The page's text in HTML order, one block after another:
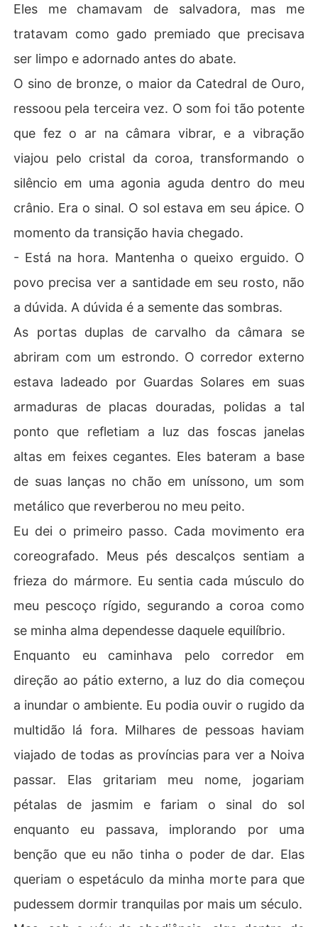
Eles me chamavam de salvadora, mas me
tratavam como gado premiado que precisava
ser limpo e adornado antes do abate.
O sino de bronze, o maior da Catedral de Ouro,
ressoou pela terceira vez. O som foi tão potente
que fez o ar na câmara vibrar, e a vibração
viajou pelo cristal da coroa, transformando o
silêncio em uma agonia aguda dentro do meu
crânio. Era o sinal. O sol estava em seu ápice. O
momento da transição havia chegado.
- Está na hora. Mantenha o queixo erguido. O
povo precisa ver a santidade em seu rosto, não
a dúvida. A dúvida é a semente das sombras.
As portas duplas de carvalho da câmara se
abriram com um estrondo. O corredor externo
estava ladeado por Guardas Solares em suas
armaduras de placas douradas, polidas a tal
ponto que refletiam a luz das foscas janelas
altas em feixes cegantes. Eles bateram a base
de suas lanças no chão em uníssono, um som
metálico que reverberou no meu peito.
Eu dei o primeiro passo. Cada movimento era
coreografado. Meus pés descalços sentiam a
frieza do mármore. Eu sentia cada músculo do
meu pescoço rígido, segurando a coroa como
se minha alma dependesse daquele equilíbrio.
Enquanto eu caminhava pelo corredor em
direção ao pátio externo, a luz do dia começou
a inundar o ambiente. Eu podia ouvir o rugido da
multidão lá fora. Milhares de pessoas haviam
viajado de todas as províncias para ver a Noiva
passar. Elas gritariam meu nome, jogariam
pétalas de jasmim e fariam o sinal do sol
enquanto eu passava, implorando por uma
benção que eu não tinha o poder de dar. Elas
queriam o espetáculo da minha morte para que
pudessem dormir tranquilas por mais um século.